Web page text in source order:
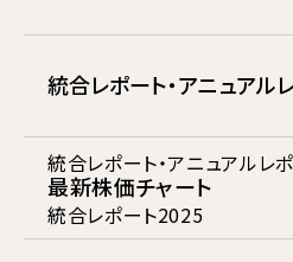
統合レポート・アニュアル
統合レポート・アニュアルレ
統合レポート2025
最新株価チャート